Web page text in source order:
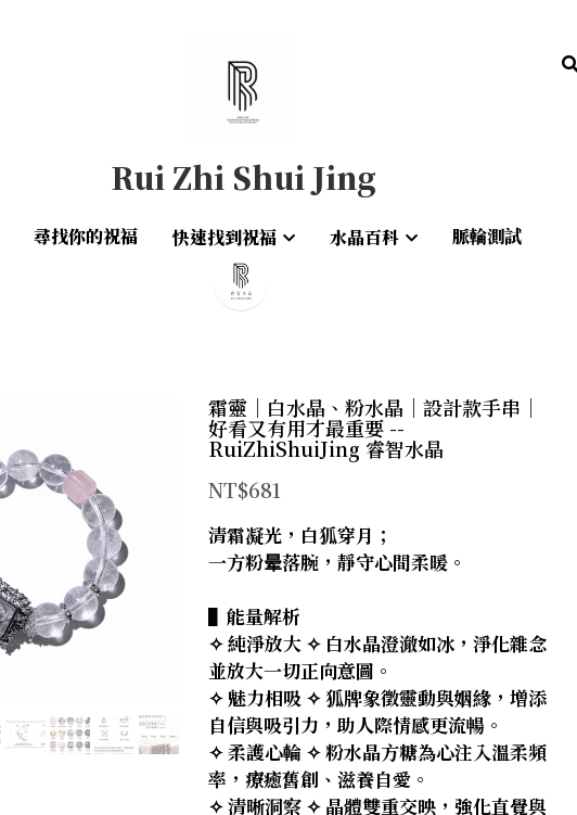
Rui Zhi Shui Jing
尋找你的祝福 快速找到祝福 水晶百科 脈輪測試
Rui Zhi Shui Jing
尋找你的祝福 快速找到祝福 水晶百科 脈輪測試
霜靈｜白水晶、粉水晶｜設計款手串｜
好看又有用才最重要 --
RuiZhiShuiJing 睿智水晶
NT$681
清霜凝光，白狐穿月；
一方粉晕落腕，靜守心間柔暖。
▌能量解析
✧ 純淨放大 ✧ 白水晶澄澈如冰，淨化雜念
並放大一切正向意圖。
✧ 魅力相吸 ✧ 狐牌象徵靈動與姻緣，增添
自信與吸引力，助人際情感更流暢。
✧ 柔護心輪 ✧ 粉水晶方糖為心注入溫柔頻
率，療癒舊創、滋養自愛。
✧ 清晰洞察 ✧ 晶體雙重交映，強化直覺與